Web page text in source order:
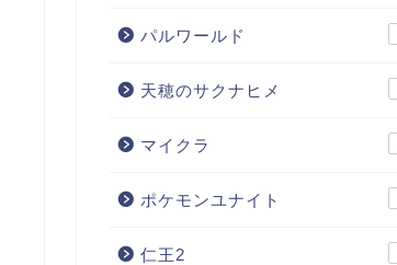
パルワールド
天穂のサクナヒメ
マイクラ
ポケモンユナイト
仁王2